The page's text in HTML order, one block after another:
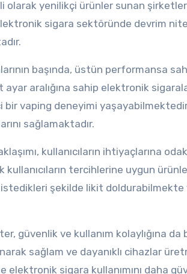
olarak yenilikçi ürünler sunan
sigara sektöründe devrim
başında, üstün performansa
aralığına sahip elektronik
vaping deneyimi yaşayabilmektedir.
sağlamaktadır.
kullanıcıların ihtiyaçlarına
kullanıcıların tercihlerine uygun
istedikleri şekilde likit
güvenlik ve kullanım kolaylığına
sağlam ve dayanıklı cihazlar
elektronik sigara kullanımını daha